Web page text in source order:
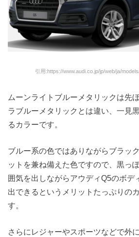
引用:https://www.audi.co.jp/jp/web/ja/
ムーンライトブルーメタリックは先
ラブルーメタリックとは違い、一見
るカラーです。
ブルー系の色ではありながらブラッ
ットを兼ね備えた色ですので、黒っ
囲気を出しながらアウディQ5のボデ
出できるというメリットたっぷりの
す。
さらにレジャーやスポーツなどで外